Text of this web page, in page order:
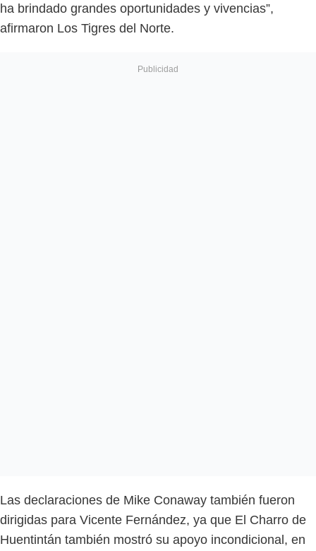
ha brindado grandes oportunidades y vivencias”,
afirmaron Los Tigres del Norte.
Las declaraciones de Mike Conaway también fueron
dirigidas para Vicente Fernández, ya que El Charro de
Huentintán también mostró su apoyo incondicional, en